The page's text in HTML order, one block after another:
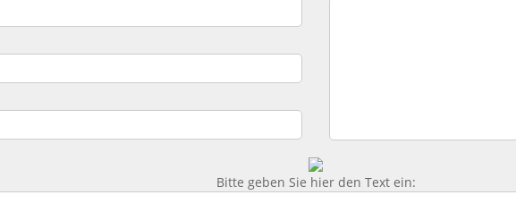
Bitte geben Sie hier den Text ein: